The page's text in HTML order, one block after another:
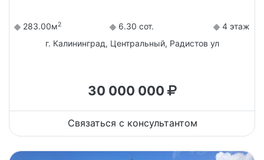
283.00м2 6.30 сот.
4 этаж
г. Калининград, Центральный, Радистов ул
30 000 000
Связаться с консультантом